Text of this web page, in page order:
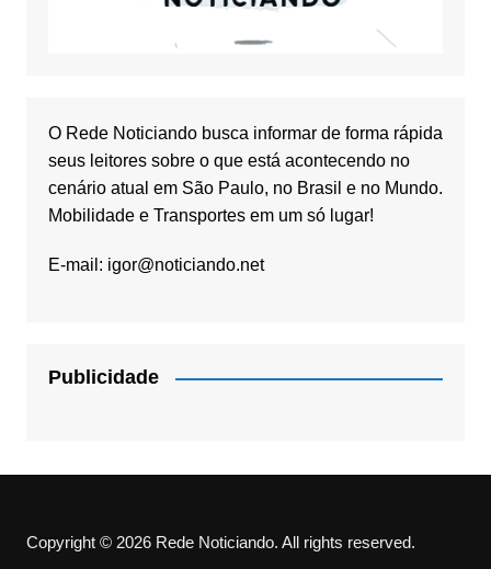
O Rede Noticiando busca informar de forma rápida
seus leitores sobre o que está acontecendo no
cenário atual em São Paulo, no Brasil e no Mundo.
Mobilidade e Transportes em um só lugar!
E-mail: igor@noticiando.net
Publicidade
Copyright © 2026 Rede Noticiando. All rights reserved.